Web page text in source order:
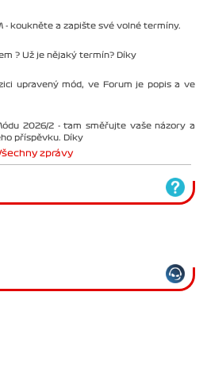
- koukněte a zapište své volné termíny.
? Už je nějaký termín? Díky
upravený mód, ve Forum je popis a ve
2026/2 - tam směřujte vaše názory a
příspěvku. Díky
zprávy